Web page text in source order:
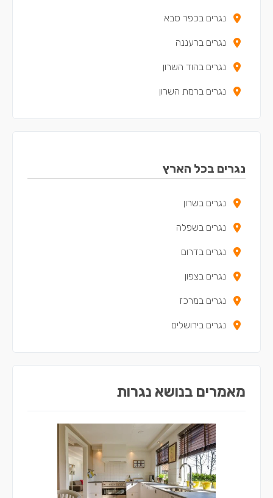
נגרים בכפר סבא
נגרים ברעננה
נגרים בהוד השרון
נגרים ברמת השרון
נגרים בכל הארץ
נגרים בשרון
נגרים בשפלה
נגרים בדרום
נגרים בצפון
נגרים במרכז
נגרים בירושלים
מאמרים בנושא נגרות